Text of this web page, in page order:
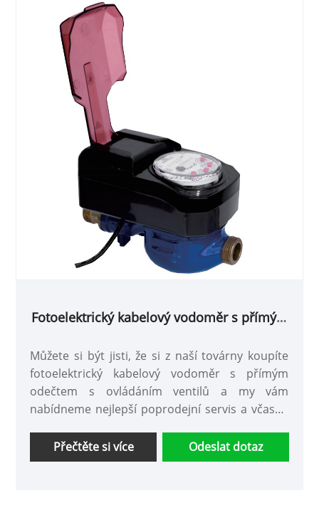
Fotoelektrický kabelový vodoměr s přímým
Můžete si být jisti, že si z naší továrny koupíte
fotoelektrický kabelový vodoměr s přímým
odečtem s ovládáním ventilů a my vám
nabídneme nejlepší poprodejní servis a včasné
Přečtěte si více
Odeslat dotaz